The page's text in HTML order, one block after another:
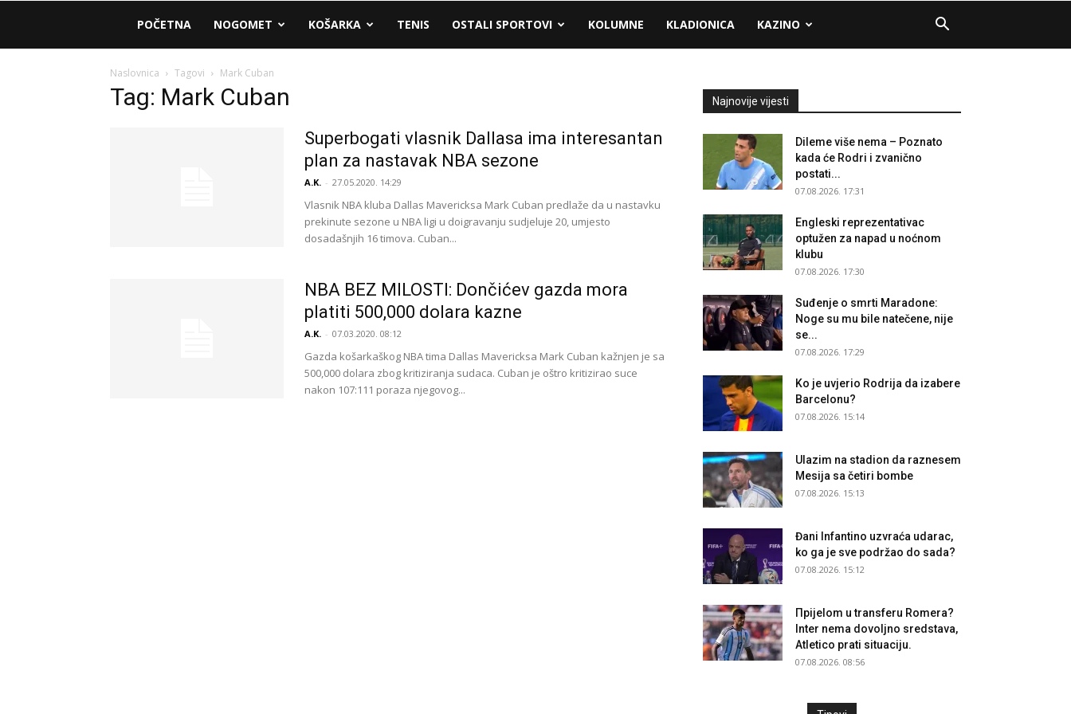
AM
Sport
POČETNA NOGOMET KOŠARKA TENIS OSTALI SPORTOVI KOLUMNE KLADIONICA KAZINO
Naslovnica Tagovi Mark Cuban
Tag: Mark Cuban
Superbogati vlasnik Dallasa ima interesantan
plan za nastavak NBA sezone
A.K. - 27.05.2020. 14:29
Vlasnik NBA kluba Dallas Mavericksa Mark Cuban predlaže da u nastavku
prekinute sezone u NBA ligi u doigravanju sudjeluje 20, umjesto
dosadašnjih 16 timova. Cuban...
NBA BEZ MILOSTI: Dončićev gazda mora
platiti 500,000 dolara kazne
A.K. - 07.03.2020. 08:12
Gazda košarkaškog NBA tima Dallas Mavericksa Mark Cuban kažnjen je sa
500,000 dolara zbog kritiziranja sudaca. Cuban je oštro kritizirao suce
nakon 107:111 poraza njegovog...
Najnovije vijesti
Dileme više nema – Poznato
kada će Rodri i zvanično
postati...
07.08.2026. 17:31
Engleski reprezentativac
optužen za napad u noćnom
klubu
07.08.2026. 17:30
Suđenje o smrti Maradone:
Noge su mu bile natečene, nije
se...
07.08.2026. 17:29
Ko je uvjerio Rodrija da izabere
Barcelonu?
07.08.2026. 15:14
Ulazim na stadion da raznesem
Mesija sa četiri bombe
07.08.2026. 15:13
Đani Infantino uzvraća udarac,
ko ga je sve podržao do sada?
07.08.2026. 15:12
Прijelom u transferu Romera?
Inter nema dovoljno sredstava,
Atletico prati situaciju.
07.08.2026. 08:56